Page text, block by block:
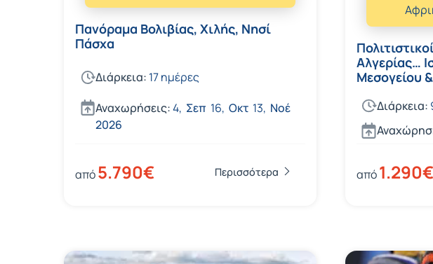
Πανόραμα Βολιβίας, Χιλής, Νησί
Πάσχα
Διάρκεια: 17 ημέρες
Αναχωρήσεις:4, Σεπ 16, Οκτ 13, Νοέ
2026
από5.790€ Περισσότερα
Αλγερίας…
Μεσογείου
Διάρκεια:
από1.290€